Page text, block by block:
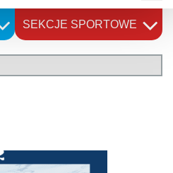
SEKCJE SPORTOWE